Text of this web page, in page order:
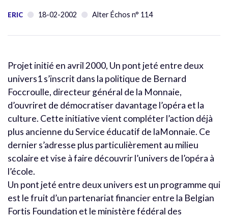
ERIC 18-02-2002 Alter Échos n° 114
Projet initié en avril 2000, Un pont jeté entre deux
univers1 s’inscrit dans la politique de Bernard
Foccroulle, directeur général de la Monnaie,
d’ouvriret de démocratiser davantage l’opéra et la
culture. Cette initiative vient compléter l’action déjà
plus ancienne du Service éducatif de laMonnaie. Ce
dernier s’adresse plus particulièrement au milieu
scolaire et vise à faire découvrir l’univers de l’opéra à
l’école.
Un pont jeté entre deux univers est un programme qui
est le fruit d’un partenariat financier entre la Belgian
Fortis Foundation et le ministère fédéral des